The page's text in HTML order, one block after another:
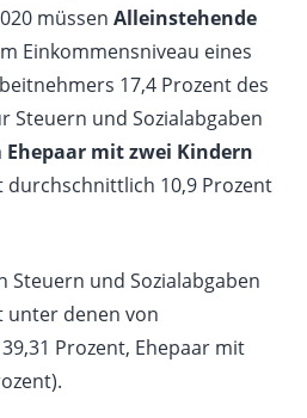
müssen Alleinstehende
Einkommensniveau eines
17,4 Prozent des
Steuern und Sozialabgaben
Ehepaar mit zwei Kindern
durchschnittlich 10,9 Prozent
und Sozialabgaben
unter denen von
Prozent, Ehepaar mit